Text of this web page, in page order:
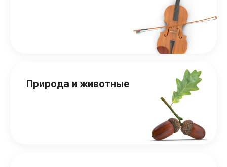
Природа и животные